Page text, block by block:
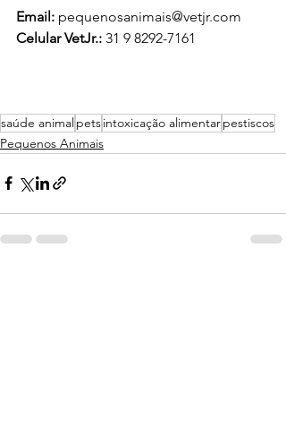
Email: pequenosanimais@vetjr.com
Celular VetJr.: 31 9 8292-7161
saúde animalpetsintoxicação alimentarpestiscos
Pequenos Animais